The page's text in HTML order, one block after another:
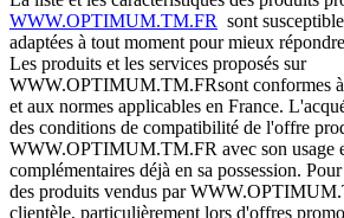
WWW.OPTIMUM.TM.FR sont
adaptées à tout moment pour mieux
Les produits et les services proposés sur
WWW.OPTIMUM.TM.FRsont conformes
et aux normes applicables en France.
des conditions de compatibilité de l'offre
WWW.OPTIMUM.TM.FR avec son usage
complémentaires déjà en sa possession.
des produits vendus par
clientèle, particulièrement lors d'offres